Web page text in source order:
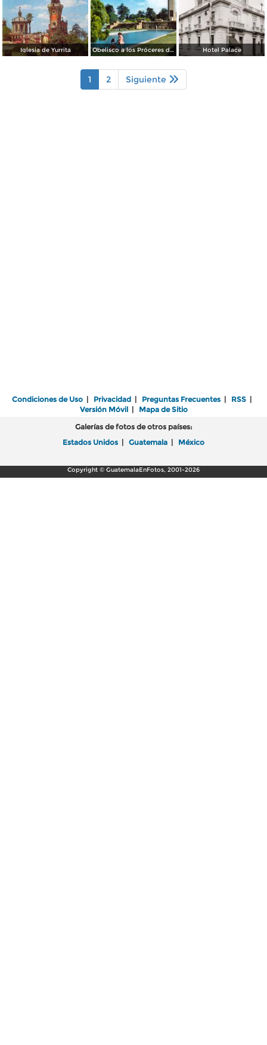
Iglesia de Yurrita Obelisco a los Próceres de la Independencia Hotel Palace
1 2 Siguiente
Condiciones de Uso | Privacidad | Preguntas Frecuentes | RSS |
Versión Móvil| Mapa de Sitio
Galerías de fotos de otros países:
Estados Unidos | Guatemala | México
Copyright © GuatemalaEnFotos, 2001-2026